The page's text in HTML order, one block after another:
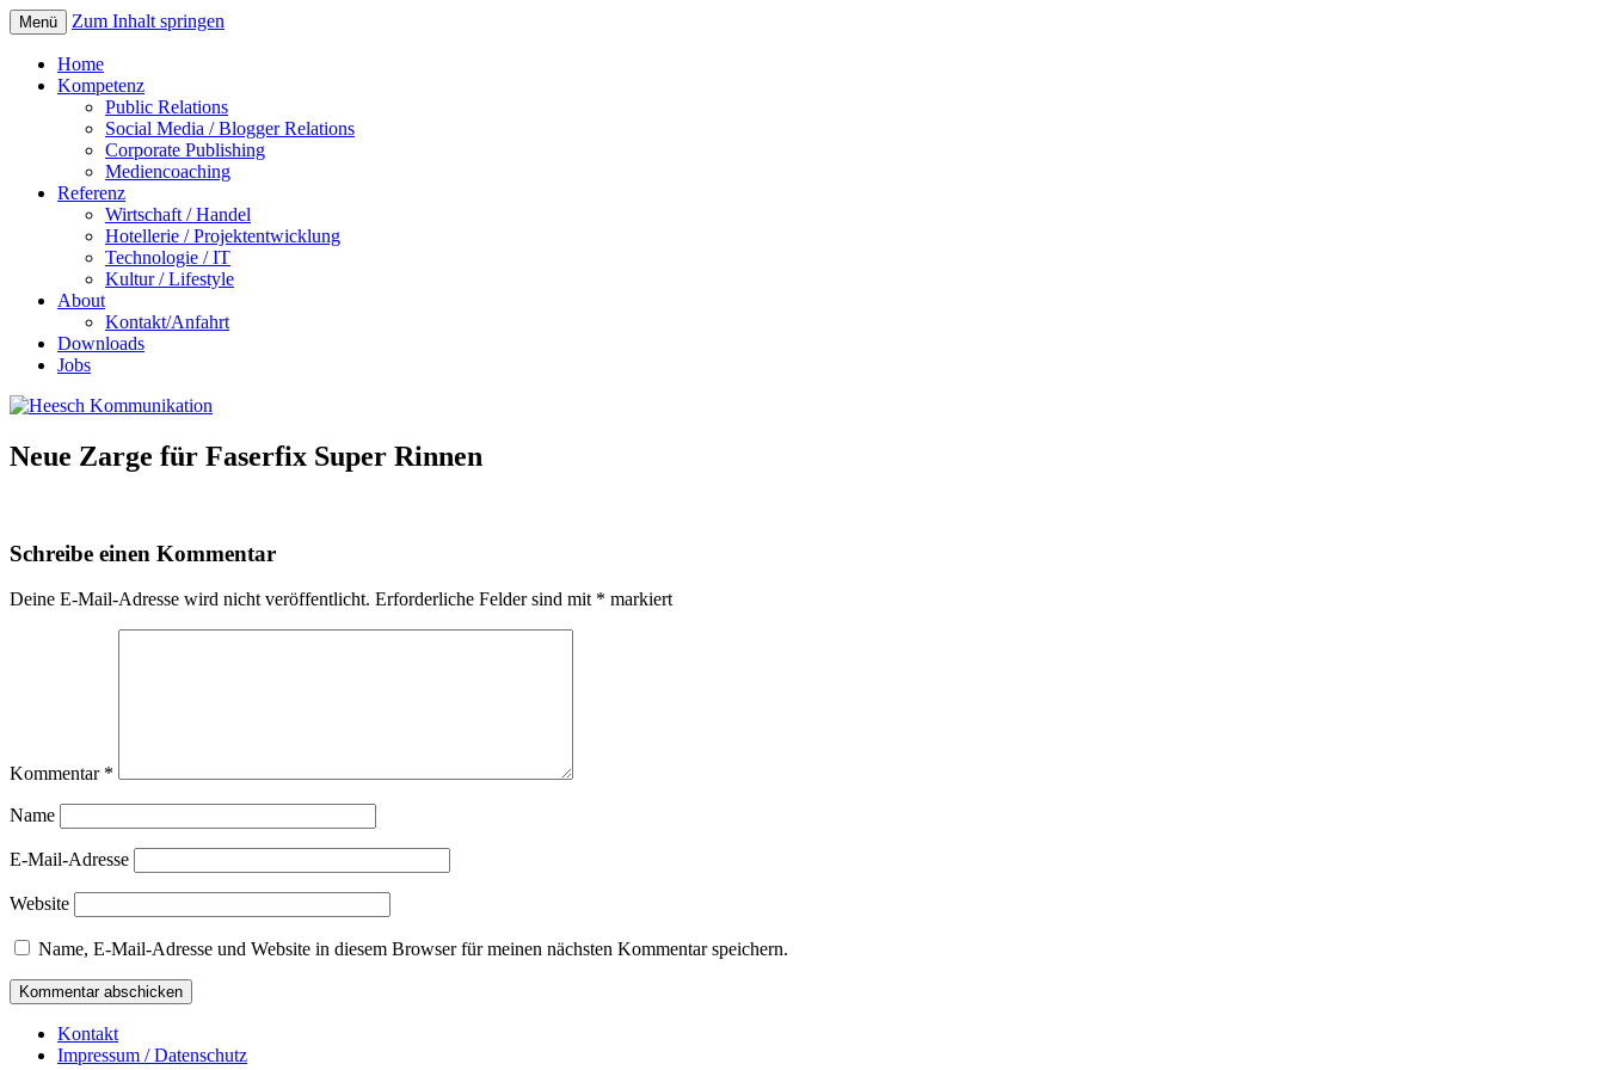
Menü Zum Inhalt springen
Home
Kompetenz
Public Relations
Social Media / Blogger Relations
Corporate Publishing
Mediencoaching
Referenz
Wirtschaft / Handel
Hotellerie / Projektentwicklung
Technologie / IT
Kultur / Lifestyle
About
Kontakt/Anfahrt
Downloads
Jobs
Neue Zarge für Faserfix Super Rinnen
Schreibe einen Kommentar
Deine E-Mail-Adresse wird nicht veröffentlicht. Erforderliche Felder sind mit * markiert
Kommentar *
Name
E-Mail-Adresse
Website
Name, E-Mail-Adresse und Website in diesem Browser für meinen nächsten Kommentar speichern.
Kontakt
Impressum / Datenschutz